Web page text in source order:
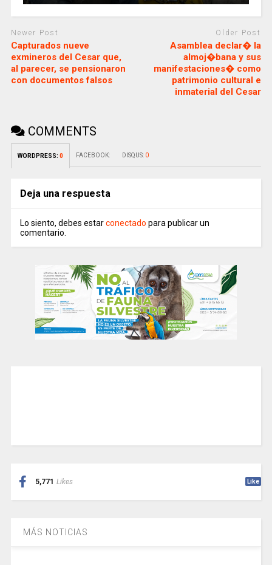
Newer Post
Capturados nueve
exmineros del Cesar que,
al parecer, se pensionaron
con documentos falsos
Older Post
Asamblea declar� la
almoj�bana y sus
manifestaciones� como
patrimonio cultural e
inmaterial del Cesar
COMMENTS
WORDPRESS: 0 FACEBOOK: DISQUS: 0
Deja una respuesta
Lo siento, debes estarconectado para publicar un
comentario.
5,771 Likes Like
MÁS NOTICIAS